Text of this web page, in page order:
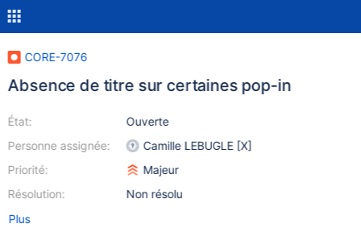
CORE-7076
Absence de titre sur certaines pop-in
État:
Personne assignée:
Priorité:
Résolution:
Ouverte
Camille LEBUGLE [X]
Majeur
Non résolu
Plus